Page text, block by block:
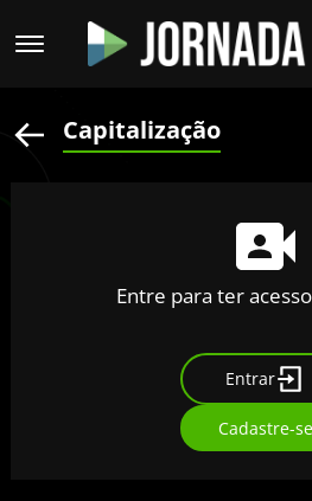
Capitalização
Entre para ter
Entrar
Cadastre-se